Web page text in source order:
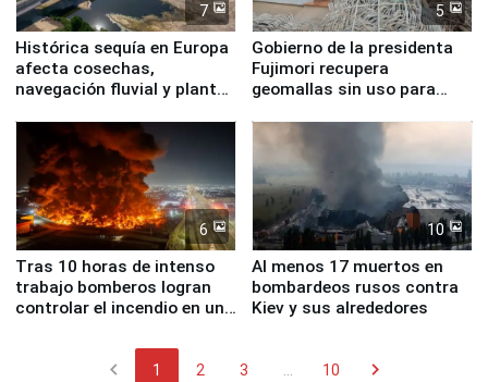
7
Histórica sequía en Europa
afecta cosechas,
navegación fluvial y plantas
5
Gobierno de la presidenta
Fujimori recupera
geomallas sin uso para
Fenómeno El Niño
6
Tras 10 horas de intenso
trabajo bomberos logran
controlar el incendio en una
10
Al menos 17 muertos en
bombardeos rusos contra
Kiev y sus alrededores
chevron_left 1 2 3 10 chevron_right